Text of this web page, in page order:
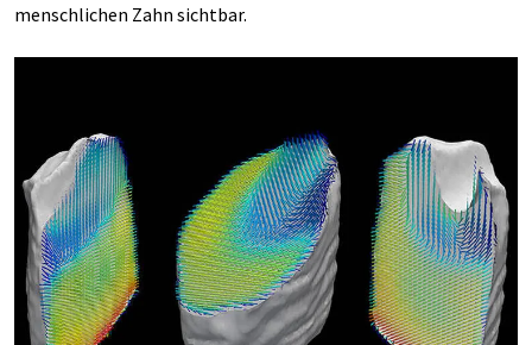
menschlichen Zahn sichtbar.